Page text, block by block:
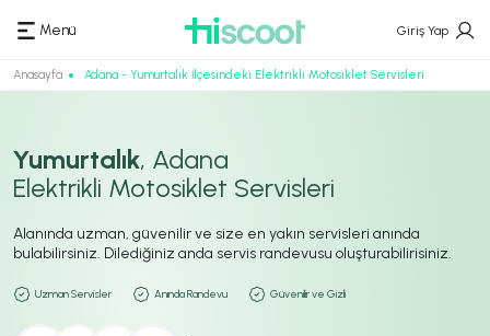
Menü Giriş Yap
Anasayfa Adana - Yumurtalık İlçesindeki Elektrikli Motosiklet Servisleri
Yumurtalık, Adana
Elektrikli Motosiklet Servisleri
Alanında uzman, güvenilir ve size en yakın servisleri anında
bulabilirsiniz. Dilediğiniz anda servis randevusu oluşturabilirisiniz.
Uzman Servisler Anında Randevu Güvenilir ve Gizli